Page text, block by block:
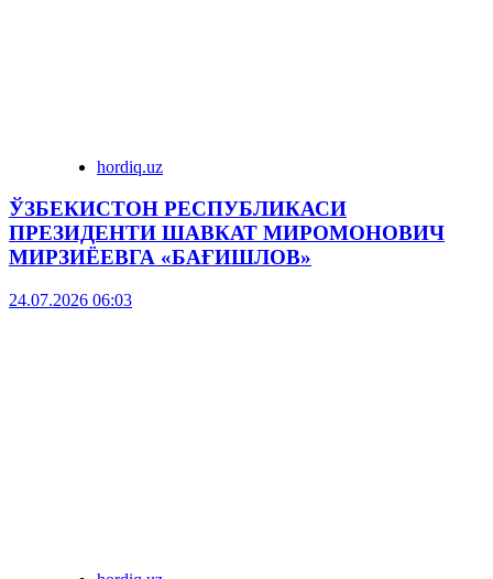
hordiq.uz
ЎЗБЕКИСТОН РЕСПУБЛИКАСИ
ПРЕЗИДЕНТИ ШАВКАТ МИРОМОНОВИЧ
МИРЗИЁЕВГА «БАҒИШЛОВ»
24.07.2026 06:03